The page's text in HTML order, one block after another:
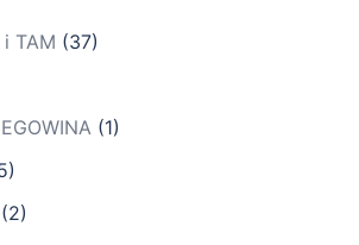
TAM (37)
(1)
(2)